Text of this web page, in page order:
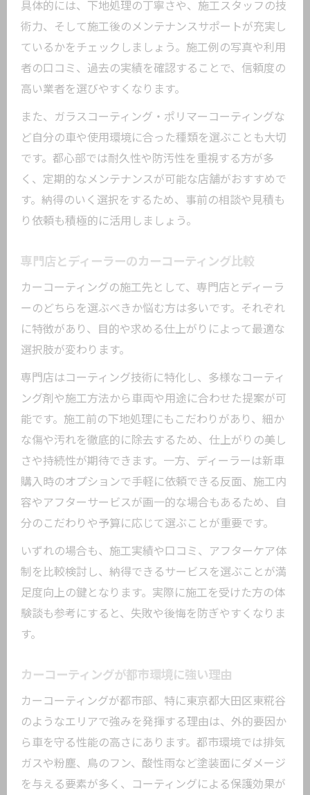
コストと時間を考慮したカーコーティン
グ術
都市環境に強いカーコーティング施工の要点
都市部でも差が出るカーコーティングの
実力
汚れや鉄粉への強さで選ぶカーコーティ
ング
酸性雨・紫外線対策も重視した施工技術
東京都大田区東糀谷で選ばれる理由を解
説
方
具体的には、下地処理の丁寧さや、施工スタッフの技
術力、そして施工後のメンテナンスサポートが充実し
ているかをチェックしましょう。施工例の写真や利用
者の口コミ、過去の実績を確認することで、信頼度の
高い業者を選びやすくなります。
また、ガラスコーティング・ポリマーコーティングな
ど自分の車や使用環境に合った種類を選ぶことも大切
です。都心部では耐久性や防汚性を重視する方が多
く、定期的なメンテナンスが可能な店舗がおすすめで
す。納得のいく選択をするため、事前の相談や見積も
り依頼も積極的に活用しましょう。
専門店とディーラーのカーコーティング比較
カーコーティングの施工先として、専門店とディーラ
ーのどちらを選ぶべきか悩む方は多いです。それぞれ
に特徴があり、目的や求める仕上がりによって最適な
選択肢が変わります。
専門店はコーティング技術に特化し、多様なコーティ
ング剤や施工方法から車両や用途に合わせた提案が可
能です。施工前の下地処理にもこだわりがあり、細か
な傷や汚れを徹底的に除去するため、仕上がりの美し
さや持続性が期待できます。一方、ディーラーは新車
購入時のオプションで手軽に依頼できる反面、施工内
容やアフターサービスが画一的な場合もあるため、自
分のこだわりや予算に応じて選ぶことが重要です。
いずれの場合も、施工実績や口コミ、アフターケア体
制を比較検討し、納得できるサービスを選ぶことが満
足度向上の鍵となります。実際に施工を受けた方の体
験談も参考にすると、失敗や後悔を防ぎやすくなりま
す。
カーコーティングが都市環境に強い理由
カーコーティングが都市部、特に東京都大田区東糀谷
のようなエリアで強みを発揮する理由は、外的要因か
ら車を守る性能の高さにあります。都市環境では排気
ガスや粉塵、鳥のフン、酸性雨など塗装面にダメージ
を与える要素が多く、コーティングによる保護効果が